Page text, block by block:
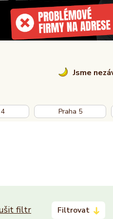
Jsme
Praha 5
filtr Filtrovat